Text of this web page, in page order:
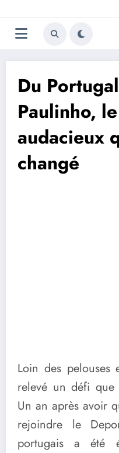
au
contenu
Du
Paulinho,
audacieux
changé
Loin des pelouses
relevé un défi que
Un an après avoir
rejoindre le
portugais a été